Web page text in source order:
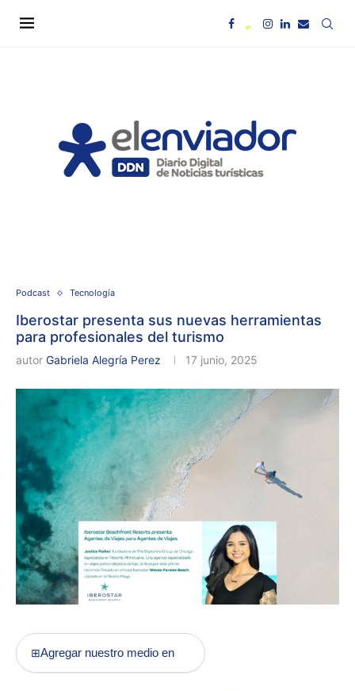
Podcast Tecnología
Iberostar presenta sus nuevas herramientas
para profesionales del turismo
autor Gabriela Alegría Perez 17 junio, 2025
⊞Agregar nuestro medio en